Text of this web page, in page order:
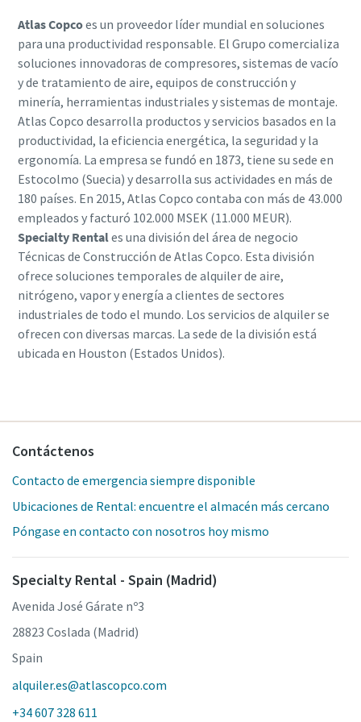
Atlas Copcoes un proveedor líder mundial en soluciones
para una productividad responsable. El Grupo comercializa
soluciones innovadoras de compresores, sistemas de vacío
y de tratamiento de aire, equipos de construcción y
minería, herramientas industriales y sistemas de montaje.
Atlas Copco desarrolla productos y servicios basados en la
productividad, la eficiencia energética, la seguridad y la
ergonomía. La empresa se fundó en 1873, tiene su sede en
Estocolmo (Suecia) y desarrolla sus actividades en más de
180 países. En 2015, Atlas Copco contaba con más de 43.000
empleados y facturó 102.000 MSEK (11.000 MEUR).
Specialty Rentales una división del área de negocio
Técnicas de Construcción de Atlas Copco. Esta división
ofrece soluciones temporales de alquiler de aire,
nitrógeno, vapor y energía a clientes de sectores
industriales de todo el mundo. Los servicios de alquiler se
ofrecen con diversas marcas. La sede de la división está
ubicada en Houston (Estados Unidos).
Contáctenos
Contacto de emergencia siempre disponible
Ubicaciones de Rental: encuentre el almacén más cercano
Póngase en contacto con nosotros hoy mismo
Specialty Rental - Spain (Madrid)
Avenida José Gárate nº3
28823 Coslada (Madrid)
Spain
alquiler.es@atlascopco.com
+34 607 328 611